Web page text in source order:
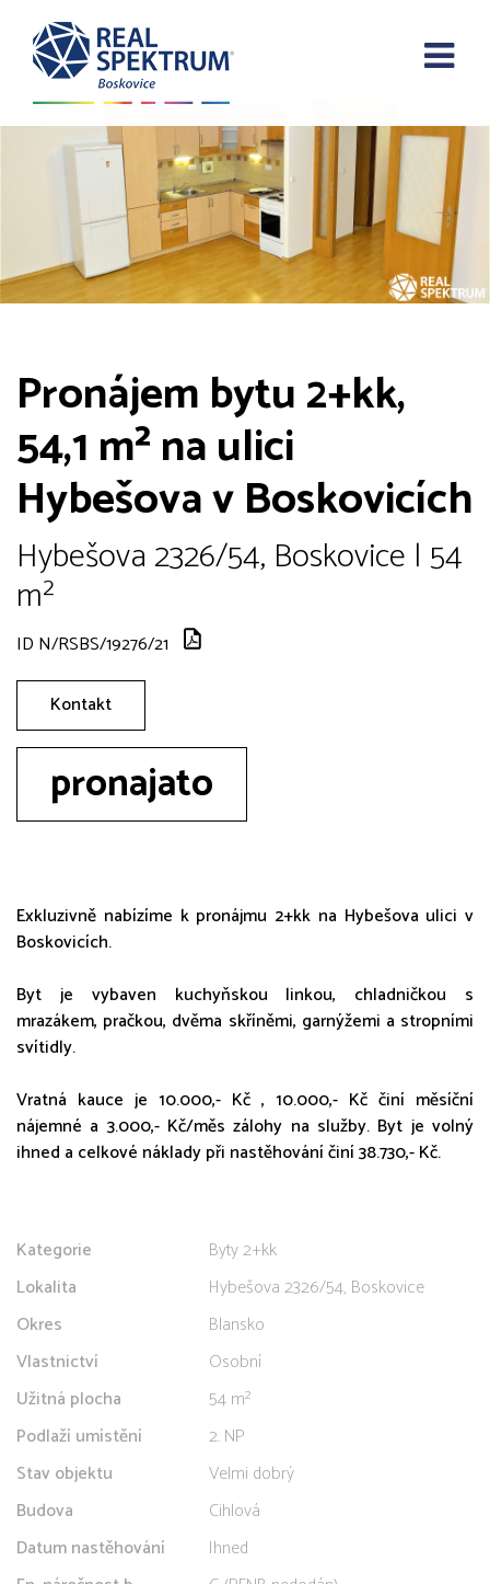
Pronájem bytu 2+kk,
54,1 m² na ulici
Hybešova v Boskovicích
Hybešova 2326/54, Boskovice | 54
m²
ID N/RSBS/19276/21
Kontakt
pronajato
Exkluzivně nabízíme k pronájmu 2+kk na Hybešova ulici v
Boskovicích.
Byt je vybaven kuchyňskou linkou, chladničkou s
mrazákem, pračkou, dvěma skříněmi, garnýžemi a stropními
svítidly.
Vratná kauce je 10.000,- Kč , 10.000,- Kč činí měsíční
nájemné a 3.000,- Kč/měs zálohy na služby. Byt je volný
ihned a celkové náklady při nastěhování činí 38.730,- Kč.
Kategorie
Byty 2+kk
Lokalita
Hybešova 2326/54, Boskovice
Okres
Blansko
Vlastnictví
Osobní
Užitná plocha
54 m²
Podlaží umístění
2. NP
Stav objektu
Velmi dobrý
Budova
Cihlová
Datum nastěhování
Ihned